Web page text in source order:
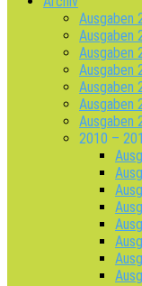
Ausgaben
Ausgaben
Ausgaben
Ausgaben
Ausgaben
Ausgaben
Ausgaben
2010 –